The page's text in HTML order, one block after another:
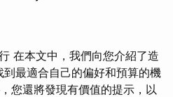
在本文中，我們向您介紹了造
最適合自己的偏好和預算的機
您還將發現有價值的提示，以